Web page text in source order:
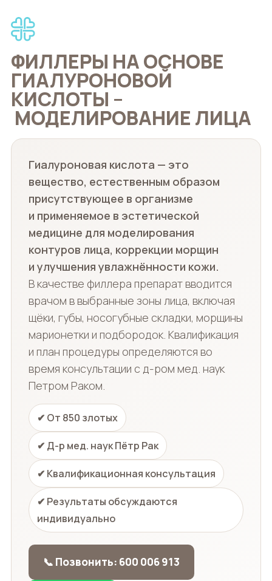
ФИЛЛЕРЫ НА ОСНОВЕ
ГИАЛУРОНОВОЙ
КИСЛОТЫ –
МОДЕЛИРОВАНИЕ ЛИЦА
Гиалуроновая кислота — это
вещество, естественным образом
присутствующее в организме
и применяемое в эстетической
медицине для моделирования
контуров лица, коррекции морщин
и улучшения увлажнённости кожи.
В качестве филлера препарат вводится
врачом в выбранные зоны лица, включая
щёки, губы, носогубные складки, морщины
марионетки и подбородок. Квалификация
и план процедуры определяются во
время консультации с д-ром мед. наук
Петром Раком.
✔ От 850 злотых
✔ Д-р мед. наук Пётр Рак
✔ Квалификационная консультация
✔ Результаты обсуждаются
индивидуально
📞 Позвонить: 600 006 913